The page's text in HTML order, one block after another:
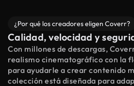
¿Por qué los creadores eligen Coverr?
Calidad, velocidad y
Con millones de descargas,
realismo cinematográfico con la
para ayudarle a crear contenido
colección está diseñada para